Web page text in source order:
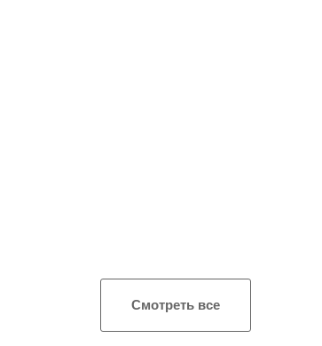
Смотреть все